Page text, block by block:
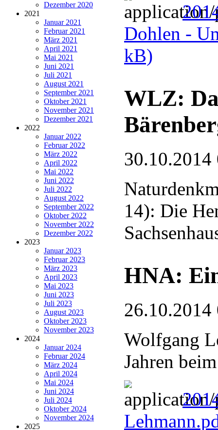
Dezember 2020
2021
Januar 2021
Februar 2021
März 2021
April 2021
Mai 2021
Juni 2021
Juli 2021
August 2021
September 2021
Oktober 2021
November 2021
Dezember 2021
2022
Januar 2022
Februar 2022
März 2022
April 2022
Mai 2022
Juni 2022
Juli 2022
August 2022
September 2022
Oktober 2022
November 2022
Dezember 2022
2023
Januar 2023
Februar 2023
März 2023
April 2023
Mai 2023
Juni 2023
Juli 2023
August 2023
Oktober 2023
November 2023
2024
Januar 2024
Februar 2024
März 2024
April 2024
Mai 2024
Juni 2024
Juli 2024
Oktober 2024
November 2024
2025
Dohlen -
kB)
WLZ:
30.10.2014
14): Die
HNA:
26.10.2014
Wolfgang
Jahren